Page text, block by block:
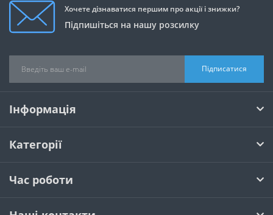
Хочете дізнаватися першим про акції і знижки?
Підпишіться на нашу розсилку
Підписатися
Інформація
Категорії
Час роботи